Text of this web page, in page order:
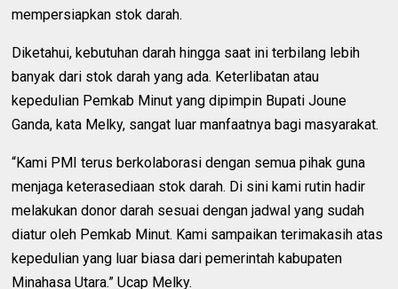
mempersiapkan stok darah.
Diketahui, kebutuhan darah hingga saat ini terbilang lebih
banyak dari stok darah yang ada. Keterlibatan atau
kepedulian Pemkab Minut yang dipimpin Bupati Joune
Ganda, kata Melky, sangat luar manfaatnya bagi masyarakat.
“Kami PMI terus berkolaborasi dengan semua pihak guna
menjaga keterasediaan stok darah. Di sini kami rutin hadir
melakukan donor darah sesuai dengan jadwal yang sudah
diatur oleh Pemkab Minut. Kami sampaikan terimakasih atas
kepedulian yang luar biasa dari pemerintah kabupaten
Minahasa Utara.” Ucap Melky.